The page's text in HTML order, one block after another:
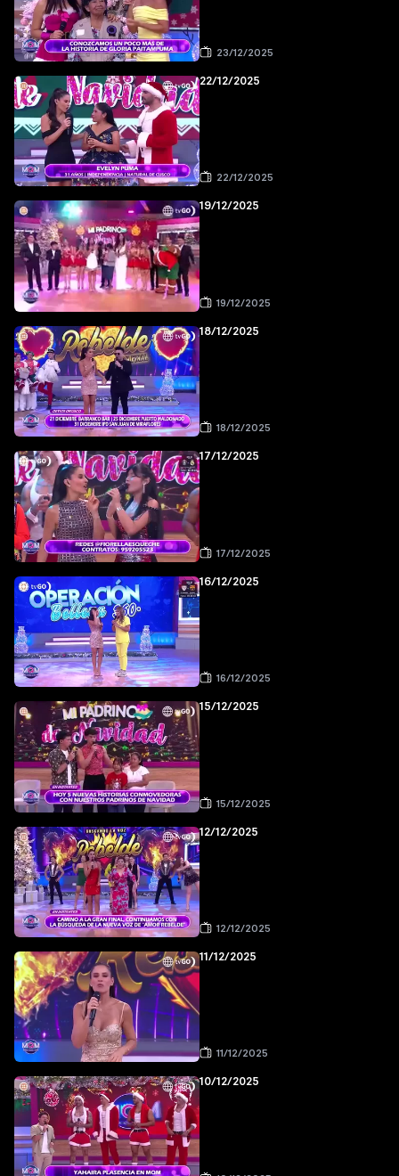
23/12/2025
22/12/2025
22/12/2025
19/12/2025
19/12/2025
18/12/2025
18/12/2025
17/12/2025
17/12/2025
16/12/2025
16/12/2025
15/12/2025
15/12/2025
12/12/2025
12/12/2025
11/12/2025
11/12/2025
10/12/2025